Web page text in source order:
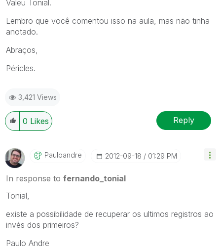
Valeu Tonial.
Lembro que você comentou isso na aula, mas não tinha
anotado.
Abraços,
Péricles.
3,421 Views
0 Likes Reply
Pauloandre ‎2012-09-18 01:29 PM
In response to fernando_tonial
Tonial,
existe a possibilidade de recuperar os ultimos registros ao
invés dos primeiros?
Paulo Andre